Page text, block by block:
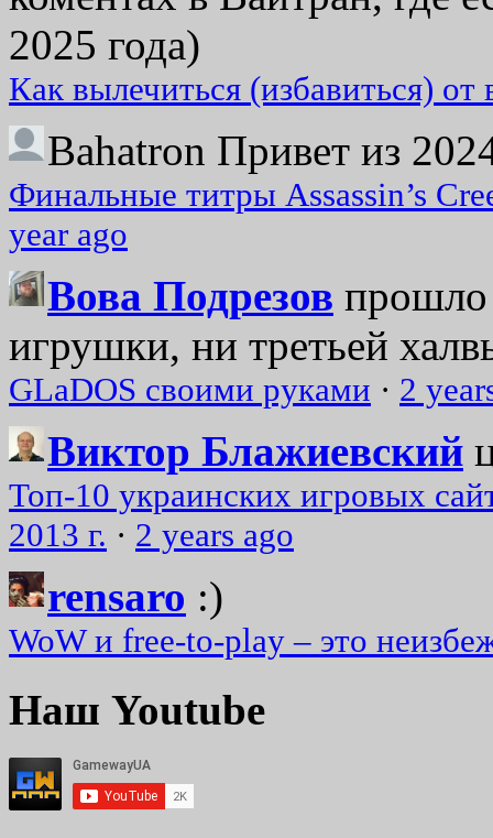
2025 года)
Как вылечиться (избавиться)
Bahatron Привет из
Финальные титры Assassin’s
year ago
Вова Подрезов прошло
игрушки, ни третьей
GLaDOS своими руками · 2
Виктор Блажиевский
Топ-10 украинских игровых
2013 г. · 2 years ago
rensaro :)
WoW и free-to-play – это
Наш Youtube